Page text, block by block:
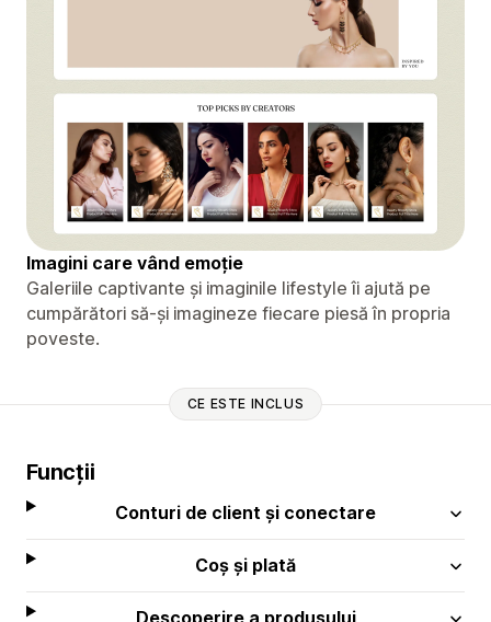
Imagini care vând emoție
Galeriile captivante și imaginile lifestyle îi ajută pe
cumpărători să-și imagineze fiecare piesă în propria
poveste.
CE ESTE INCLUS
Funcții
Conturi de client și conectare
Coș și plată
Descoperire a produsului